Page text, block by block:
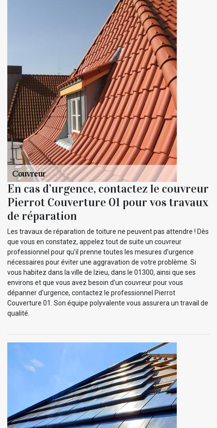
En cas d’urgence, contactez le couvreur
Pierrot Couverture 01 pour vos travaux
de réparation
Les travaux de réparation de toiture ne peuvent pas attendre ! Dès
que vous en constatez, appelez tout de suite un couvreur
professionnel pour qu’il prenne toutes les mesures d’urgence
nécessaires pour éviter une aggravation de votre problème. Si
vous habitez dans la ville de Izieu, dans le 01300, ainsi que ses
environs et que vous avez besoin d’un couvreur pour vous
dépanner d’urgence, contactez le professionnel Pierrot
Couverture 01. Son équipe polyvalente vous assurera un travail de
qualité.